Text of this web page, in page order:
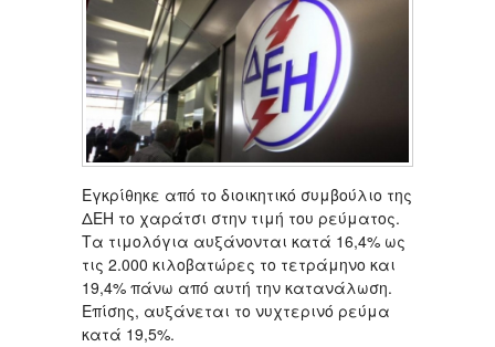
Εγκρίθηκε από το διοικητικό συμβούλιο της
ΔΕΗ το χαράτσι στην τιμή του ρεύματος.
Τα τιμολόγια αυξάνονται κατά 16,4% ως
τις 2.000 κιλοβατώρες το τετράμηνο και
19,4% πάνω από αυτή την κατανάλωση.
Επίσης, αυξάνεται το νυχτερινό ρεύμα
κατά 19,5%.